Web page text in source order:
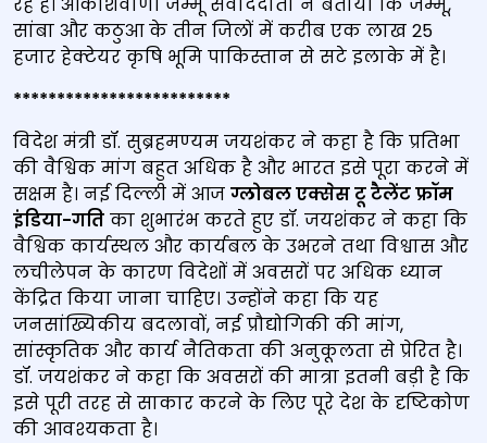
सांबा और कठुआ के तीन जिलों में करीब एक लाख 25
हजार हेक्टेयर कृषि भूमि पाकिस्तान से सटे इलाके में है।
*************************
विदेश मंत्री डॉ. सुब्रहमण्‍यम जयशंकर ने कहा है कि प्रतिभा
की वैश्विक मांग बहुत अधिक है और भारत इसे पूरा करने में
सक्षम है। नई दिल्ली में आज ग्लोबल एक्सेस टू टैलेंट फ्रॉम
इंडिया-गति का शुभारंभ करते हुए डॉ. जयशंकर ने कहा कि
वैश्विक कार्यस्थल और कार्यबल के उभरने तथा विश्वास और
लचीलेपन के कारण विदेशों में अवसरों पर अधिक ध्यान
केंद्रित किया जाना चाहिए। उन्‍होंने कहा कि यह
जनसांख्यिकीय बदलावों, नई प्रौद्योगिकी की मांग,
सांस्कृतिक और कार्य नैतिकता की अनुकूलता से प्रेरित है।
डॉ. जयशंकर ने कहा कि अवसरों की मात्रा इतनी बड़ी है कि
इसे पूरी तरह से साकार करने के लिए पूरे देश के दृष्टिकोण
की आवश्यकता है।